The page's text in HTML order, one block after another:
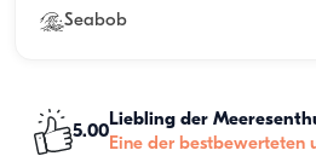
Seabob
5.00
Liebling der
Eine der bestbewerteten